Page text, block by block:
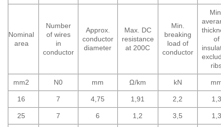
Nominal
area
Number
of wires
in
conductor
Approx.
conductor
diameter
Max. DC
resistance
at 200C
Min.
breaking
load of
conductor
of
mm2 N0 mm Ω/km kN
16 7 4,75 1,91 2,2 1,3
25 7 6 1,2 3,5 1,3